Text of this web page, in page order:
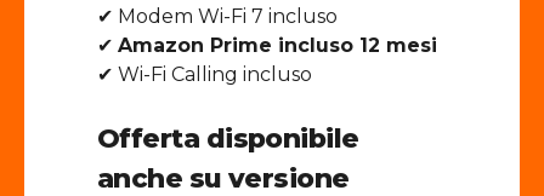
✔ Modem Wi-Fi 7 incluso
✔ Amazon Prime incluso 12 mesi
✔ Wi-Fi Calling incluso
Offerta disponibile
anche su versione